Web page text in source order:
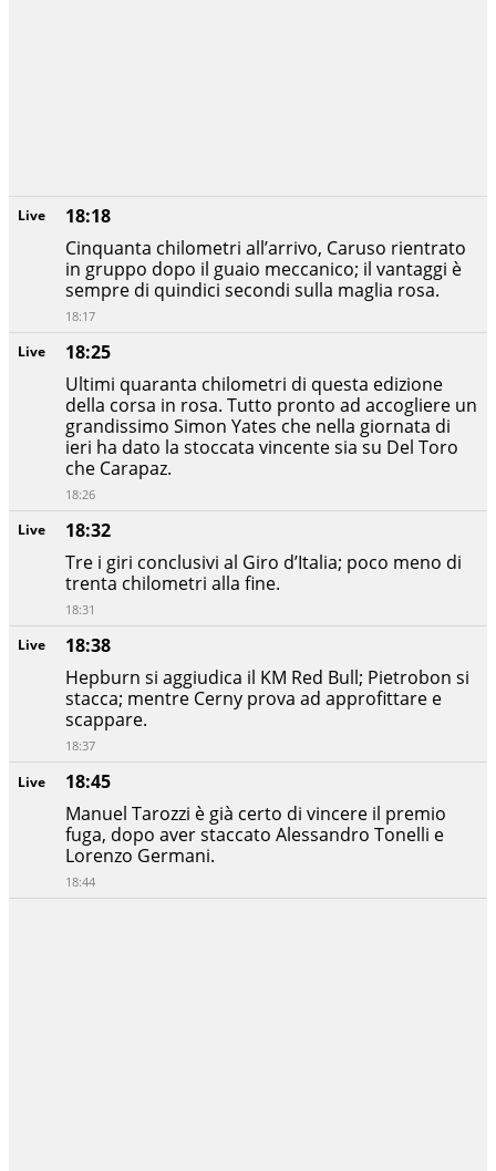
Live
18:45
Manuel Tarozzi è già certo di vincere il premio
fuga, dopo aver staccato Alessandro Tonelli e
Lorenzo Germani.
18:44
Live
18:38
Hepburn si aggiudica il KM Red Bull; Pietrobon si
stacca; mentre Cerny prova ad approfittare e
scappare.
18:37
Live
18:32
Tre i giri conclusivi al Giro d’Italia; poco meno di
trenta chilometri alla fine.
18:31
Live
18:25
Ultimi quaranta chilometri di questa edizione
della corsa in rosa. Tutto pronto ad accogliere un
grandissimo Simon Yates che nella giornata di
ieri ha dato la stoccata vincente sia su Del Toro
che Carapaz.
18:26
Live
18:18
Cinquanta chilometri all’arrivo, Caruso rientrato
in gruppo dopo il guaio meccanico; il vantaggi è
sempre di quindici secondi sulla maglia rosa.
18:17